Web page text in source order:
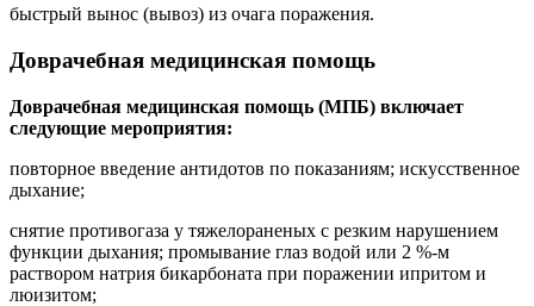
быстрый вынос (вывоз) из очага поражения.
Доврачебная медицинская помощь
Доврачебная медицинская помощь (МПБ) включает
следующие мероприятия:
повторное введение антидотов по показаниям; искусственное
дыхание;
снятие противогаза у тяжелораненых с резким нарушением
функции дыхания; промывание глаз водой или 2 %-м
раствором натрия бикарбоната при поражении ипритом и
люизитом;